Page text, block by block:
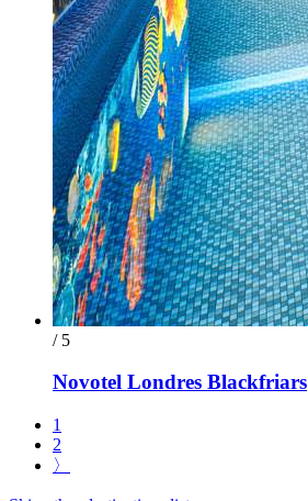
/ 5
Novotel Londres Blackfriars
1
2
〉